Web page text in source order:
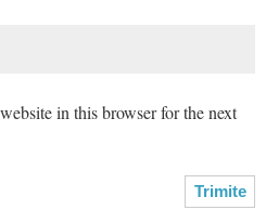
in this browser for the next